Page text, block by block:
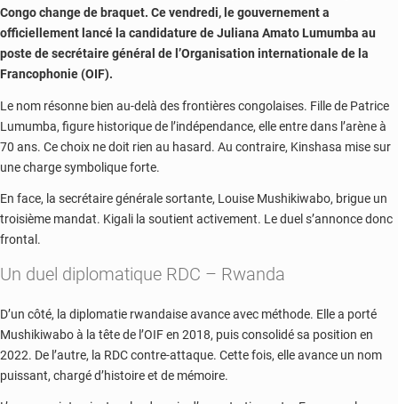
Congo change de braquet. Ce vendredi, le gouvernement a
officiellement lancé la candidature deJuliana Amato Lumumba au
poste de secrétaire général de l’Organisation internationale de la
Francophonie(OIF).
Le nom résonne bien au-delà des frontières congolaises. Fille de Patrice
Lumumba, figure historique de l’indépendance, elle entre dans l’arène à
70 ans. Ce choix ne doit rien au hasard. Au contraire, Kinshasa mise sur
une charge symbolique forte.
En face, la secrétaire générale sortante, Louise Mushikiwabo, brigue un
troisième mandat. Kigali la soutient activement. Le duel s’annonce donc
frontal.
Un duel diplomatique RDC – Rwanda
D’un côté, la diplomatie rwandaise avance avec méthode. Elle a porté
Mushikiwabo à la tête de l’OIF en 2018, puis consolidé sa position en
2022. De l’autre, la RDC contre-attaque. Cette fois, elle avance un nom
puissant, chargé d’histoire et de mémoire.